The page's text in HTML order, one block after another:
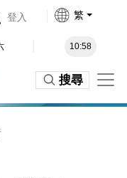
登入 繁
10:58
搜尋